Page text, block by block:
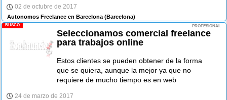
02 de octubre de 2017
Autonomos Freelance en Barcelona (Barcelona)
-BUSCO- PROFESIONAL
Seleccionamos comercial freelance
para trabajos online
Estos clientes se pueden obtener de la forma
que se quiera, aunque la mejor ya que no
requiere de mucho tiempo es en web
24 de marzo de 2017